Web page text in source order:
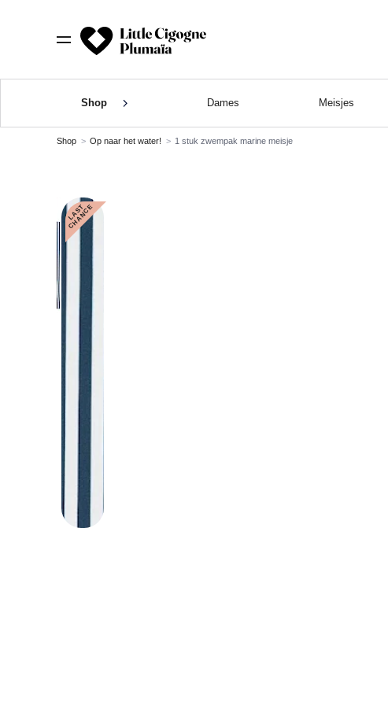
Shop Dames Meisjes
Shop Op naar het water! 1 stuk zwempak marine meisje
L
A
S
T
C
H
A
N
C
E